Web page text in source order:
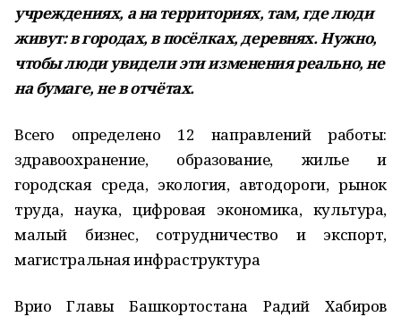
учреждениях, а на территориях, там, где люди
живут: в городах, в посёлках, деревнях. Нужно,
чтобы люди увидели эти изменения реально, не
на бумаге, не в отчётах.
Всего определено 12 направлений работы:
здравоохранение, образование, жилье и
городская среда, экология, автодороги, рынок
труда, наука, цифровая экономика, культура,
малый бизнес, сотрудничество и экспорт,
магистральная инфраструктура
Врио Главы Башкортостана Радий Хабиров